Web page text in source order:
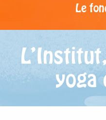
Le
yoga